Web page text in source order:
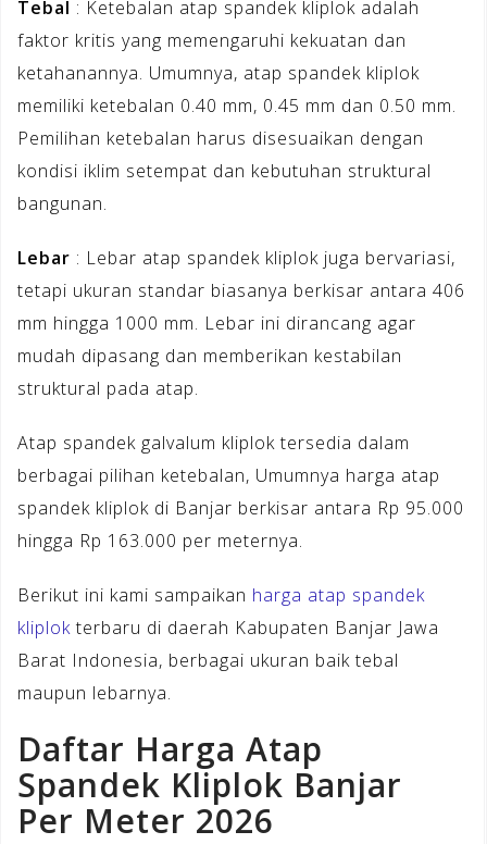
Tebal : Ketebalan atap spandek kliplok adalah
faktor kritis yang memengaruhi kekuatan dan
ketahanannya. Umumnya, atap spandek kliplok
memiliki ketebalan 0.40 mm, 0.45 mm dan 0.50 mm.
Pemilihan ketebalan harus disesuaikan dengan
kondisi iklim setempat dan kebutuhan struktural
bangunan.
Lebar : Lebar atap spandek kliplok juga bervariasi,
tetapi ukuran standar biasanya berkisar antara 406
mm hingga 1000 mm. Lebar ini dirancang agar
mudah dipasang dan memberikan kestabilan
struktural pada atap.
Atap spandek galvalum kliplok tersedia dalam
berbagai pilihan ketebalan, Umumnya harga atap
spandek kliplok di Banjar berkisar antara Rp 95.000
hingga Rp 163.000 per meternya.
Berikut ini kami sampaikan harga atap spandek
kliplokterbaru di daerah Kabupaten Banjar Jawa
Barat Indonesia, berbagai ukuran baik tebal
maupun lebarnya.
Daftar Harga Atap
Spandek Kliplok Banjar
Per Meter 2026